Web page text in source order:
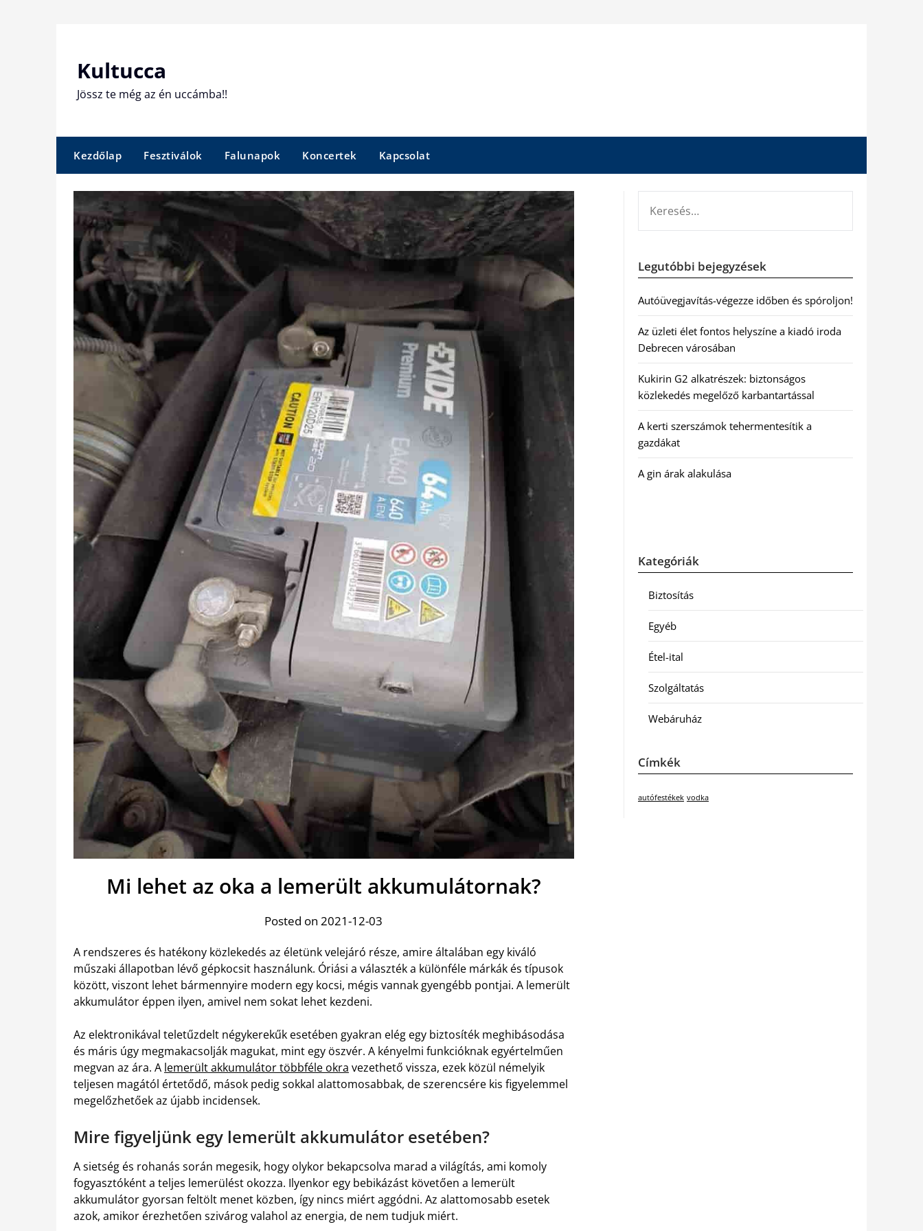
Kultucca
Jössz te még az én uccámba!!
Kezdőlap Fesztiválok Falunapok Koncertek Kapcsolat
Mi lehet az oka a lemerült akkumulátornak?
Posted on 2021-12-03
A rendszeres és hatékony közlekedés az életünk velejáró része, amire általában egy kiváló
műszaki állapotban lévő gépkocsit használunk. Óriási a választék a különféle márkák és típusok
között, viszont lehet bármennyire modern egy kocsi, mégis vannak gyengébb pontjai. A lemerült
akkumulátor éppen ilyen, amivel nem sokat lehet kezdeni.
Az elektronikával teletűzdelt négykerekűk esetében gyakran elég egy biztosíték meghibásodása
és máris úgy megmakacsolják magukat, mint egy öszvér. A kényelmi funkcióknak egyértelműen
megvan az ára. A lemerült akkumulátor többféle okra vezethető vissza, ezek közül némelyik
teljesen magától értetődő, mások pedig sokkal alattomosabbak, de szerencsére kis figyelemmel
megelőzhetőek az újabb incidensek.
Mire figyeljünk egy lemerült akkumulátor esetében?
A sietség és rohanás során megesik, hogy olykor bekapcsolva marad a világítás, ami komoly
fogyasztóként a teljes lemerülést okozza. Ilyenkor egy bebikázást követően a lemerült
akkumulátor gyorsan feltölt menet közben, így nincs miért aggódni. Az alattomosabb esetek
azok, amikor érezhetően szivárog valahol az energia, de nem tudjuk miért.
Legutóbbi bejegyzések
Autóüvegjavítás-végezze időben és spóroljon!
Az üzleti élet fontos helyszíne a kiadó iroda
Debrecen városában
Kukirin G2 alkatrészek: biztonságos
közlekedés megelőző karbantartással
A kerti szerszámok tehermentesítik a
gazdákat
A gin árak alakulása
Kategóriák
Biztosítás
Egyéb
Étel-ital
Szolgáltatás
Webáruház
Címkék
autófestékek vodka